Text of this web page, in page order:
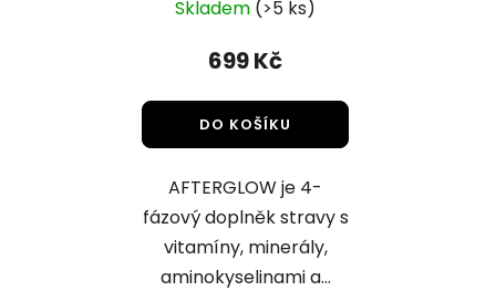
psychonauty
Skladem (>5 ks)
699 Kč
DO KOŠÍKU
AFTERGLOW je 4-
fázový doplněk stravy s
vitamíny, minerály,
aminokyselinami a...